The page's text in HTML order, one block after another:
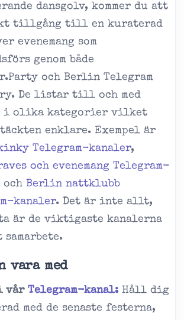
dansgolv, kommer du att
tillgång till en kuraterad
evenemang som
genom både
och Berlin Telegram
De listar till och med
i olika kategorier vilket
enklare. Exempel är
Telegram-kanaler,
och evenemang Telegram-
och Berlin nattklubb
kanaler. Det är inte allt,
är de viktigaste kanalerna
vara med
i vår Telegram-kanal: Håll dig
med de senaste festerna,